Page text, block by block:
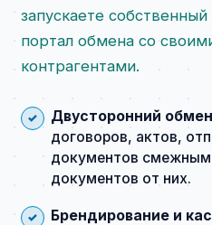
запускаете
портал обмена со
контрагентами.
Двусторонний
договоров, актов,
документов смежным
документов от них.
Брендирование и